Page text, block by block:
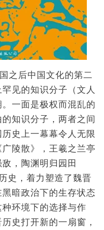
之后中国文化的第二
见的知识分子（文人
一面是极权而混乱的
知识分子，两者之间
史上一幕幕令人无限
陵散》，王羲之兰亭
，陶渊明归园田
史，着力塑造了魏晋
暗政治下的生存状态
环境下的选择与作
史打开新的一扇窗，